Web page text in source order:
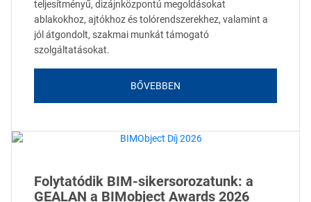
teljesítményű, dizájnközpontú megoldásokat
ablakokhoz, ajtókhoz és tolórendszerekhez, valamint a
jól átgondolt, szakmai munkát támogató
szolgáltatásokat.
BŐVEBBEN
Folytatódik BIM-sikersorozatunk: a
GEALAN a BIMobject Awards 2026